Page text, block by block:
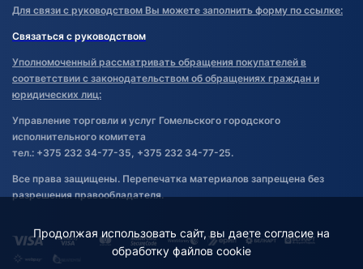
Для связи с руководством Вы можете заполнить форму по ссылке:
Связаться с руководством
Уполномоченный рассматривать обращения покупателей в
соответствии с законодательством об обращениях граждан и
юридических лиц:
Управление торговли и услуг Гомельского городского
исполнительного комитета
тел.: +375 232 34-77-35, +375 232 34-77-25.
Все права защищены. Перепечатка материалов запрещена без
разрешения правообладателя.
Продолжая использовать сайт, вы даете согласие на
обработку файлов cookie